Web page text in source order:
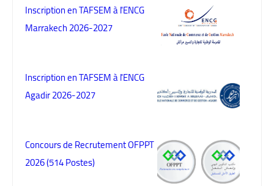
Inscription en TAFSEM à l'ENCG
Marrakech 2026-2027
Inscription en TAFSEM à l'ENCG
Agadir 2026-2027
Concours de Recrutement OFPPT
2026 (514 Postes)